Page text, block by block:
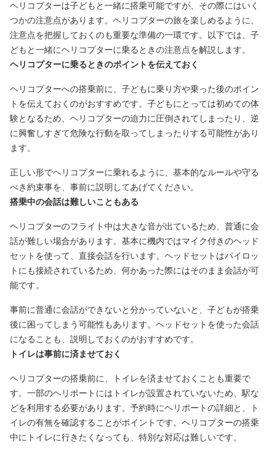
ヘリコプターは子どもと一緒に搭乗可能ですが、その際にはいく
つかの注意点があります。ヘリコプターの旅を楽しめるように、
注意点を把握しておくのも重要な準備の一環です。以下では、子
どもと一緒にヘリコプターに乗るときの注意点を解説します。
ヘリコプターに乗るときのポイントを伝えておく
ヘリコプターへの搭乗前に、子どもに乗り方や乗った後のポイン
トを伝えておくのがおすすめです。子どもにとっては初めての体
験となるため、ヘリコプターの迫力に圧倒されてしまったり、逆
に興奮しすぎて危険な行動を取ってしまったりする可能性があり
ます。
正しい形でヘリコプターに乗れるように、基本的なルールや守る
べき約束事を、事前に説明してあげてください。
搭乗中の会話は難しいこともある
ヘリコプターのフライト中は大きな音が出ているため、普通に会
話が難しい場合があります。基本に機内ではマイク付きのヘッド
セットを使って、直接会話を行います。ヘッドセットはパイロッ
トにも接続されているため、何かあった際にはそのまま会話が可
能です。
事前に普通に会話ができないと分かっていないと、子どもが搭乗
後に困ってしまう可能性もあります。ヘッドセットを使った会話
になることも、説明しておくのがおすすめです。
トイレは事前に済ませておく
ヘリコプターの搭乗前に、トイレを済ませておくことも重要で
す。一部のヘリポートにはトイレが設置されていないため、駅な
どを利用する必要があります。予約時にヘリポートの詳細と、ト
イレの有無を確認することがポイントです。ヘリコプターの搭乗
中にトイレに行きたくなっても、特別な対応は難しいです。